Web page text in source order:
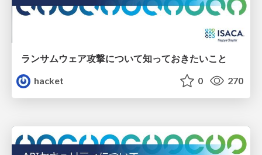
ランサムウェア攻撃について知っておきたいこと
hacket
0 270